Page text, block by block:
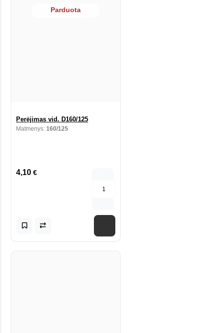
Parduota
Perėjimas vid. D160/125
Matmenys: 160/125
4,10 €